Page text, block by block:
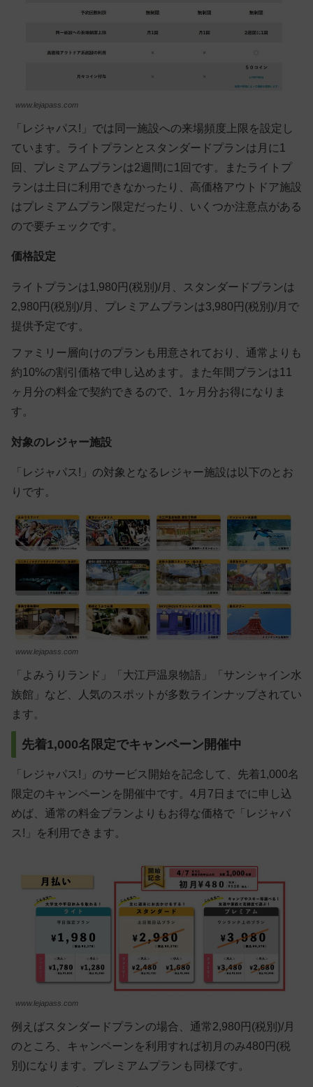
www.lejapass.com
「レジャパス!」では同一施設への来場頻度上限を設定し
ています。ライトプランとスタンダードプランは月に1
回、プレミアムプランは2週間に1回です。またライトプ
ランは土日に利用できなかったり、高価格アウトドア施設
はプレミアムプラン限定だったり、いくつか注意点がある
ので要チェックです。
価格設定
ライトプランは1,980円(税別)/月、スタンダードプランは
2,980円(税別)/月、プレミアムプランは3,980円(税別)/月で
提供予定です。
ファミリー層向けのプランも用意されており、通常よりも
約10%の割引価格で申し込めます。また年間プランは11
ヶ月分の料金で契約できるので、1ヶ月分お得になりま
す。
対象のレジャー施設
「レジャパス!」の対象となるレジャー施設は以下のとお
りです。
www.lejapass.com
「よみうりランド」「大江戸温泉物語」「サンシャイン水
族館」など、人気のスポットが多数ラインナップされてい
ます。
先着1,000名限定でキャンペーン開催中
「レジャパス!」のサービス開始を記念して、先着1,000名
限定のキャンペーンを開催中です。4月7日までに申し込
めば、通常の料金プランよりもお得な価格で「レジャパ
ス!」を利用できます。
www.lejapass.com
例えばスタンダードプランの場合、通常2,980円(税別)/月
のところ、キャンペーンを利用すれば初月のみ480円(税
別)になります。プレミアムプランも同様です。